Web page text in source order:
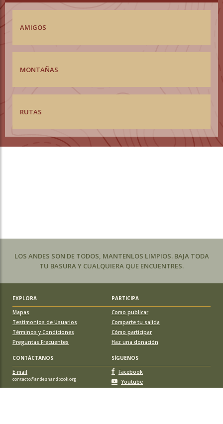
AMIGOS
MONTAÑAS
RUTAS
LOS ANDES SON DE TODOS, MANTENLOS LIMPIOS. BAJA TODA
TU BASURA Y CUALQUIERA QUE ENCUENTRES.
EXPLORA
PARTICIPA
Mapas
Testimonios de Usuarios
Términos y Condiciones
Preguntas Frecuentes
Como publicar
Comparte tu salida
Cómo participar
Haz una donación
CONTÁCTANOS
SÍGUENOS
E-mail
contacto@andeshandbook.org
Facebook
Youtube